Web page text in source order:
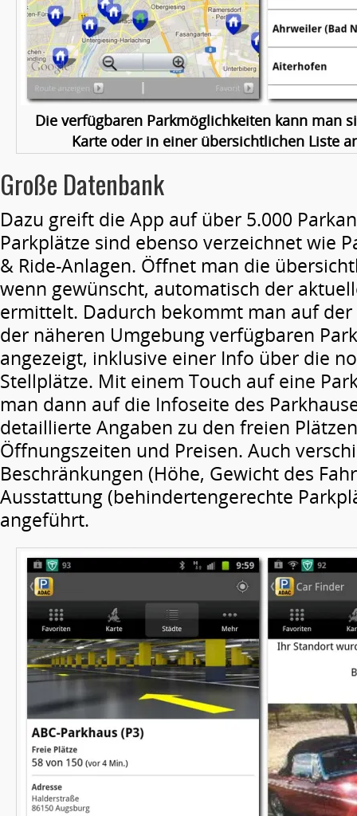
Die verfügbaren Parkmöglichkeiten kann man
Karte oder in einer übersichtlichen Liste
Große Datenbank
Dazu greift die App auf über 5.000
Parkplätze sind ebenso verzeichnet wie
& Ride-Anlagen. Öffnet man die
wenn gewünscht, automatisch der
ermittelt. Dadurch bekommt man auf
der näheren Umgebung verfügbaren
angezeigt, inklusive einer Info über die
Stellplätze. Mit einem Touch auf eine
man dann auf die Infoseite des
detaillierte Angaben zu den freien
Öffnungszeiten und Preisen. Auch
Beschränkungen (Höhe, Gewicht des
Ausstattung (behindertengerechte
angeführt.